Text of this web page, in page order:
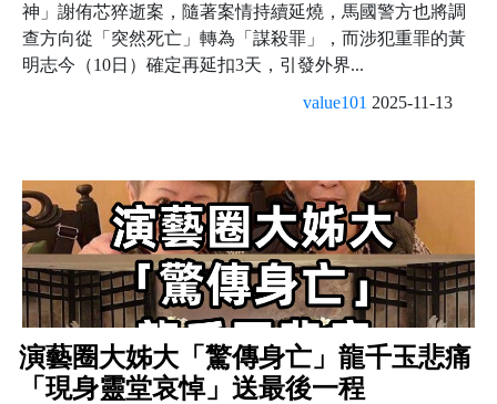
神」謝侑芯猝逝案，隨著案情持續延燒，馬國警方也將調
查方向從「突然死亡」轉為「謀殺罪」，而涉犯重罪的黃
明志今（10日）確定再延扣3天，引發外界...
value101 2025-11-13
演藝圈大姊大「驚傳身亡」龍千玉悲痛
「現身靈堂哀悼」送最後一程